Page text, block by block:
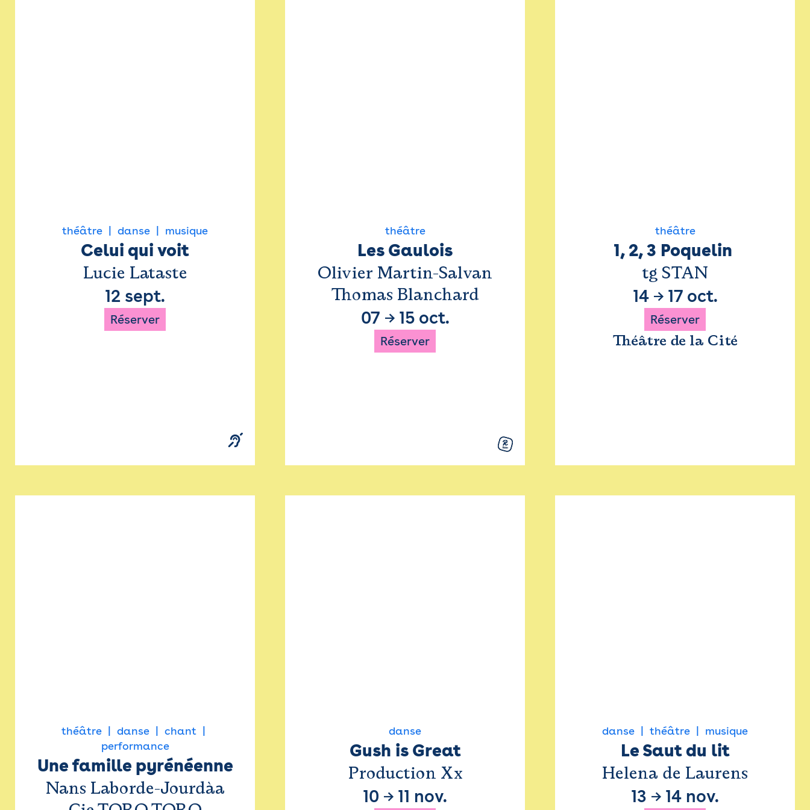
théâtre danse musique
Celui qui voit
Lucie Lataste
12 sept.
Réserver
théâtre
Les Gaulois
Olivier Martin-Salvan
Thomas Blanchard
07 → 15 oct.
Réserver
théâtre
1, 2, 3 Poquelin
tg STAN
14→ 17 oct.
Réserver
Théâtre de la Cité
théâtre danse
chant
performance
Une famille pyrénéenne
Nans Laborde-Jourdàa
danse
Gush is Great
Production Xx
10 → 11 nov.
danse théâtre musique
Le Saut du lit
Helena de Laurens
13 → 14 nov.